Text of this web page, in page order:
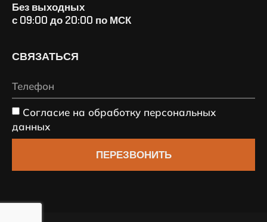
Без выходных
с 09:00 до 20:00 по МСК
СВЯЗАТЬСЯ
Согласие на обработку персональных
данных
ПЕРЕЗВОНИТЬ